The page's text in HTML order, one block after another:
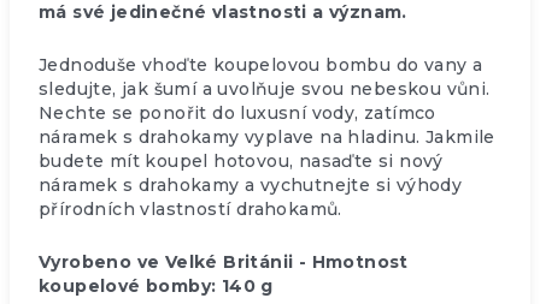
má své jedinečné vlastnosti a význam.
Jednoduše vhoďte koupelovou bombu do vany a
sledujte, jak šumí a uvolňuje svou nebeskou vůni.
Nechte se ponořit do luxusní vody, zatímco
náramek s drahokamy vyplave na hladinu. Jakmile
budete mít koupel hotovou, nasaďte si nový
náramek s drahokamy a vychutnejte si výhody
přírodních vlastností drahokamů.
Vyrobeno ve Velké Británii - Hmotnost
koupelové bomby: 140 g